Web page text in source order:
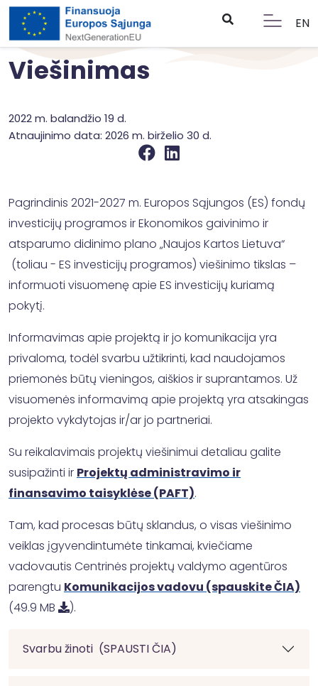
EN
Viešinimas
2022 m. balandžio 19 d.
Atnaujinimo data: 2026 m. birželio 30 d.
Pagrindinis 2021-2027 m. Europos Sąjungos (ES) fondų
investicijų programos ir Ekonomikos gaivinimo ir
atsparumo didinimo plano „Naujos Kartos Lietuva“
(toliau - ES investicijų programos) viešinimo tikslas –
informuoti visuomenę apie ES investicijų kuriamą
pokytį.
Informavimas apie projektą ir jo komunikacija yra
privaloma, todėl svarbu užtikrinti, kad naudojamos
priemonės būtų vieningos, aiškios ir suprantamos. Už
visuomenės informavimą apie projektą yra atsakingas
projekto vykdytojas ir/ar jo partneriai.
Su reikalavimais projektų viešinimui detaliau galite
susipažinti ir Projektų administravimo ir
finansavimo taisyklėse (PAFT).
Tam, kad procesas būtų sklandus, o visas viešinimo
veiklas įgyvendintumėte tinkamai, kviečiame
vadovautis Centrinės projektų valdymo agentūros
parengtu Komunikacijos vadovu (spauskite ČIA)
(49.9 MB
).
Svarbu žinoti (SPAUSTI ČIA)